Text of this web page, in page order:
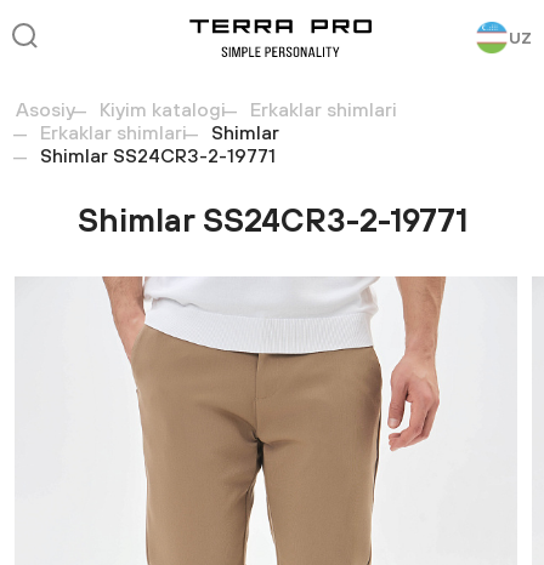
UZ
Asosiy Kiyim katalogi
Erkaklar shimlari
Erkaklar shimlari
Shimlar
Shimlar SS24CR3-2-19771
Shimlar SS24CR3-2-19771